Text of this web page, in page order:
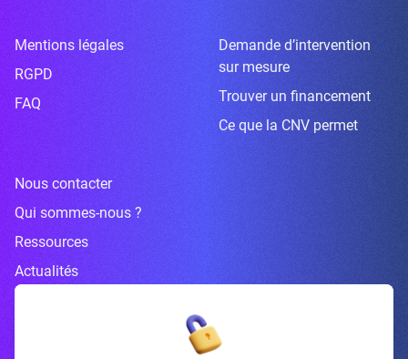
Mentions légales
RGPD
FAQ
Demande d’intervention
sur mesure
Trouver un financement
Ce que la CNV permet
Nous contacter
Qui sommes-nous ?
Ressources
Actualités
Inscrivez-vous à la newsletter